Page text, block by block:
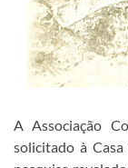
A Associação
solicitado à